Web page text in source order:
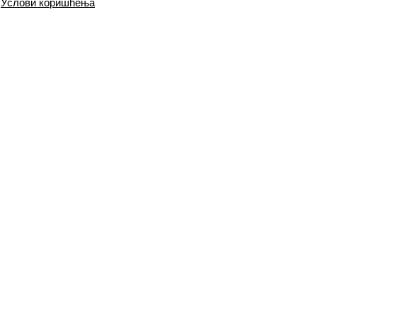
Услови коришћења